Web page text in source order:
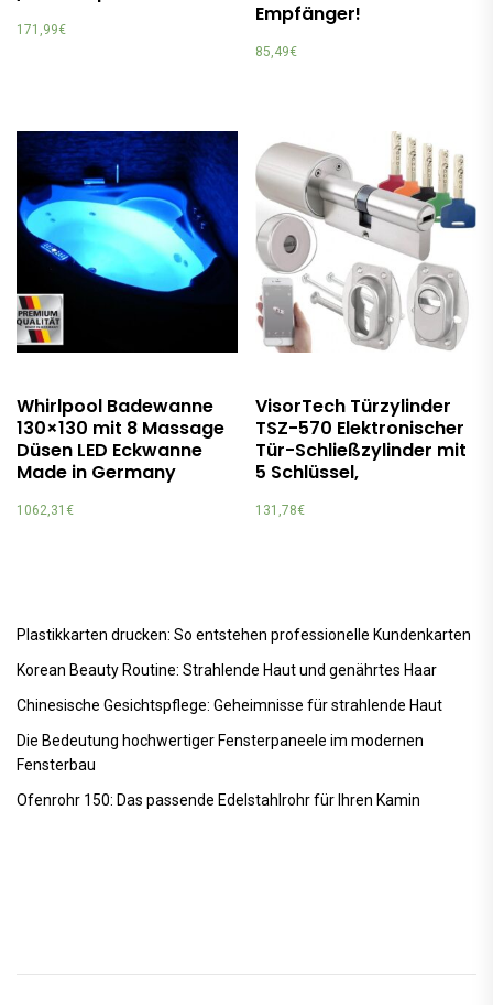
171,99€
Empfänger!
85,49€
Whirlpool Badewanne
130×130 mit 8 Massage
Düsen LED Eckwanne
Made in Germany
1062,31 €
VisorTech Türzylinder
TSZ-570 Elektronischer
Tür-Schließzylinder mit
5 Schlüssel,
131,78€
Plastikkarten drucken: So entstehen professionelle Kundenkarten
Korean Beauty Routine: Strahlende Haut und genährtes Haar
Chinesische Gesichtspflege: Geheimnisse für strahlende Haut
Die Bedeutung hochwertiger Fensterpaneele im modernen
Fensterbau
Ofenrohr 150: Das passende Edelstahlrohr für Ihren Kamin